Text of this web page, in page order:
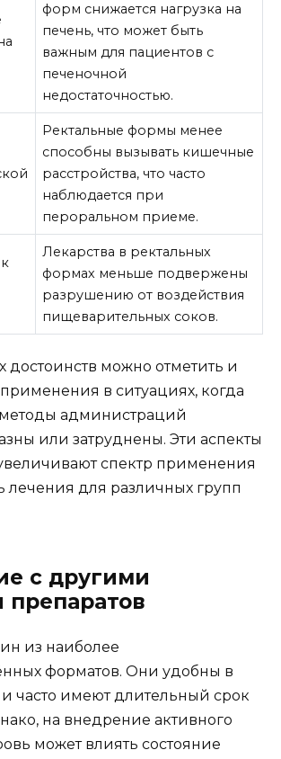
форм снижается нагрузка на
печень, что может быть
важным для пациентов с
печеночной
недостаточностью.
Ректальные формы менее
способны вызывать кишечные
расстройства, что часто
наблюдается при
пероральном приеме.
Лекарства в ректальных
формах меньше подвержены
разрушению от воздействия
пищеварительных соков.
достоинств можно отметить и
в ситуациях, когда
администраций
или затруднены. Эти аспекты
спектр применения
лечения для различных групп
с другими
из наиболее
форматов. Они удобны в
часто имеют длительный срок
на внедрение активного
может влиять состояние